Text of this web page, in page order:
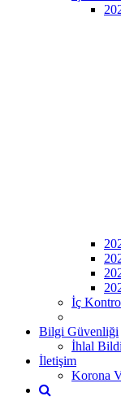
İç
Bilgi Güvenliği
İhlal
İletişim
Korona